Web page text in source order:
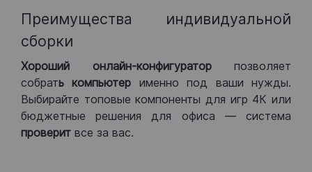
Преимущества индивидуальной
сборки
Хороший онлайн-конфигураторпозволяет
собрать компьютер именно под ваши нужды.
Выбирайте топовые компоненты для игр 4К или
бюджетные решения для офиса — система
проверит все за вас.